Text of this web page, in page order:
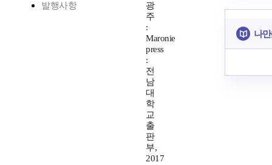
발행사항
광
주
:
Maronie
press
:
전
남
대
학
교
출
판
부,
2017
나